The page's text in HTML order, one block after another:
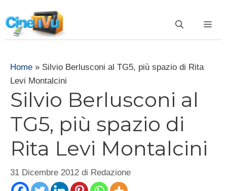
al
contenuto
Home » Silvio Berlusconi al TG5, più spazio di Rita
Levi Montalcini
Silvio Berlusconi al
TG5, più spazio di
Rita Levi Montalcini
31 Dicembre 2012 di Redazione